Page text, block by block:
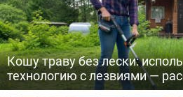
Кошу траву без лески:
технологию с лезвиями —